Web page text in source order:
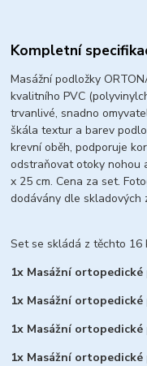
Kompletní
Masážní podložky
kvalitního PVC
trvanlivé, snadno
škála textur a barev
krevní oběh, podporuje
odstraňovat otoky nohou
x 25 cm. Cena za set.
dodávány dle skladových
Set se skládá z těchto 16
1x Masážní
1x Masážní
1x Masážní
1x Masážní